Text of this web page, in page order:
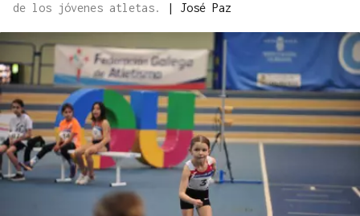
de los jóvenes atletas.
| José Paz